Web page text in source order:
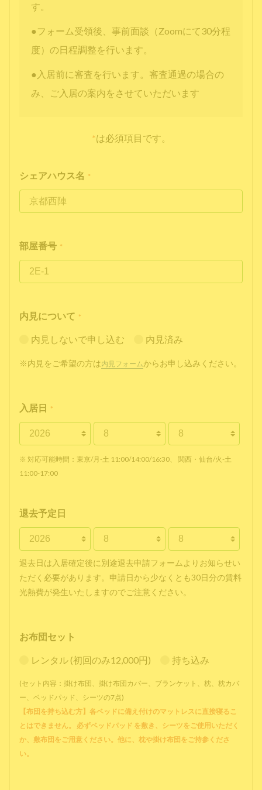
す。
●フォーム受領後、事前面談（Zoomにて30分程
度）の日程調整を行います。
●入居前に審査を行います。審査通過の場合の
み、ご入居の案内をさせていただいます
*は必須項目です。
シェアハウス名 *
部屋番号 *
内見について *
内見しないで申し込む 内見済み
※内見をご希望の方は 内見フォームからお申し込みください。
入居日 *
※ 対応可能時間：東京/月-土 11:00/14:00/16:30、 関西・仙台/火-土
11:00-17:00
退去予定日
退去日は入居確定後に別途退去申請フォームよりお知らせい
ただく必要があります。申請日から少なくとも30日分の賃料
光熱費が発生いたしますのでご注意ください。
お布団セット
レンタル (初回のみ12,000円) 持ち込み
(セット内容：掛け布団、掛け布団カバー、ブランケット、枕、枕カバ
ー、ベッドパッド、シーツの7点)
【布団を持ち込む方】各ベッドに備え付けのマットレスに直接寝るこ
とはできません。 必ずベッドパッド を敷き、シーツをご使用いただく
か、敷布団をご用意ください。他に、枕や掛け布団をご持参くださ
い。